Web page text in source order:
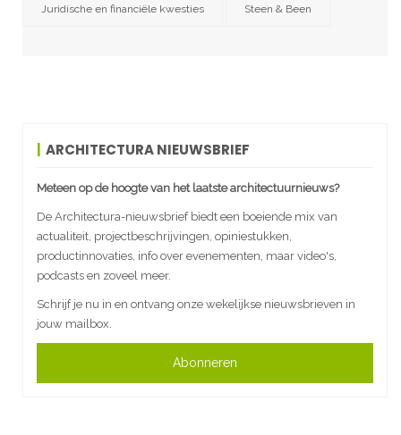
Juridische en financiële kwesties Steen & Been
ARCHITECTURA NIEUWSBRIEF
Meteen op de hoogte van het laatste architectuurnieuws?
De Architectura-nieuwsbrief biedt een boeiende mix van
actualiteit, projectbeschrijvingen, opiniestukken,
productinnovaties, info over evenementen, maar video's,
podcasts en zoveel meer.
Schrijf je nu in en ontvang onze wekelijkse nieuwsbrieven in
jouw mailbox.
Abonneren